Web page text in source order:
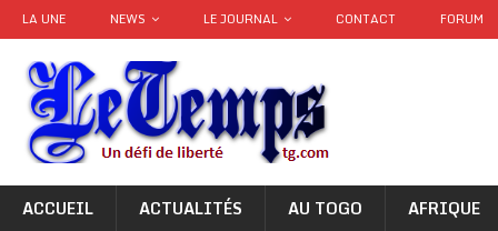
LA UNE NEWS LE JOURNAL CONTACT FORUM
ACCUEIL ACTUALITÉS AU TOGO AFRIQUE